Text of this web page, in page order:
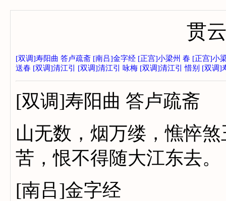
贯
[双调]寿阳曲 答卢疏斋 [南吕]金字经 [正宫]小梁州 春 [正宫]小
送春 [双调]清江引 [双调]清江引 咏梅 [双调]清江引 惜别 [双调]
[双调]寿阳曲 答卢疏斋
山无数，烟万缕，憔悴
苦，恨不得随大江东去。
[南吕]金字经